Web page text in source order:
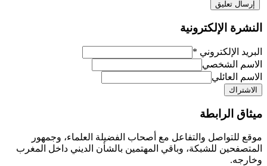
الإلكترونية
الإلكتروني*
الشخصي
العائلي
الرابطة
للتواصل والتفاعل مع أصحاب الفضيلة العلماء، وجمهور
للشبكة، وباقي المهتمين بالشأن الديني داخل المغرب